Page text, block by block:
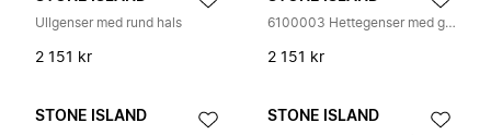
Ullgenser med rund hals
2 151 kr
6100003 Hettegenser med glidelås
2 151 kr
STONE ISLAND STONE ISLAND